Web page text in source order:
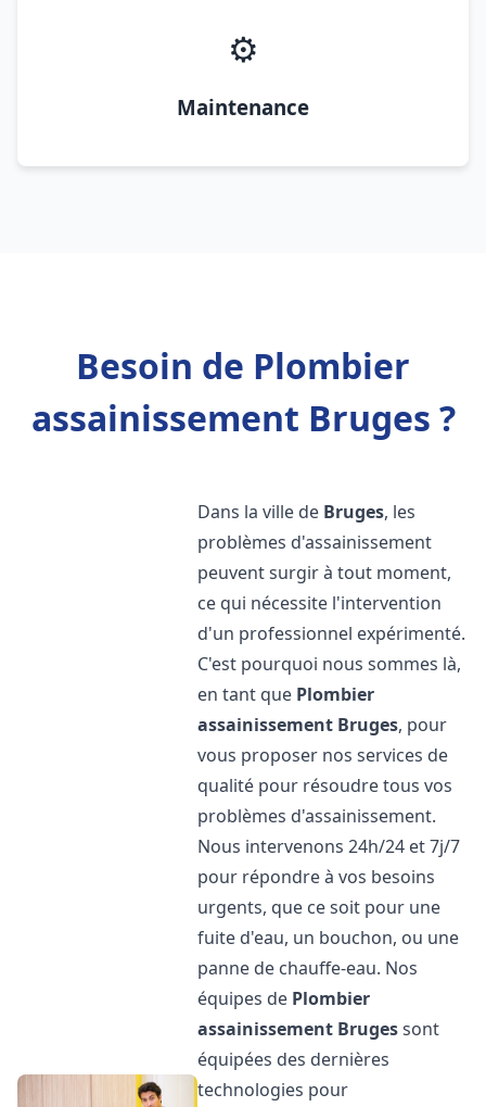
⚙️
Maintenance
Besoin de Plombier
assainissement Bruges ?
Dans la ville de Bruges, les
problèmes d'assainissement
peuvent surgir à tout moment,
ce qui nécessite l'intervention
d'un professionnel expérimenté.
C'est pourquoi nous sommes là,
en tant que Plombier
assainissement Bruges, pour
vous proposer nos services de
qualité pour résoudre tous vos
problèmes d'assainissement.
Nous intervenons 24h/24 et 7j/7
pour répondre à vos besoins
urgents, que ce soit pour une
fuite d'eau, un bouchon, ou une
panne de chauffe-eau. Nos
équipes de Plombier
assainissement Brugessont
équipées des dernières
technologies pour